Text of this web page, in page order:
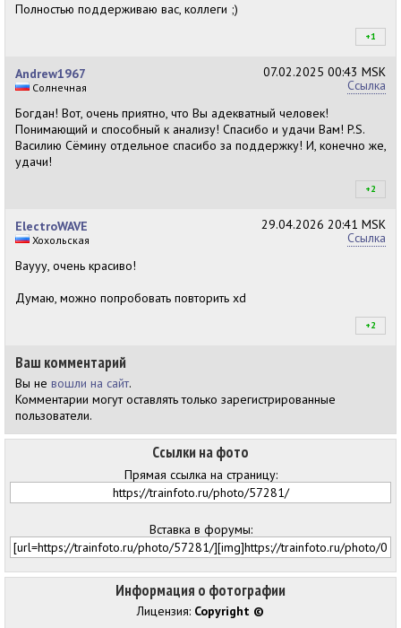
Информация о фотографии
Лицензия: Copyright ©
Ссылки на фото
Прямая ссылка на страницу:
Вставка в форумы:
Полностью поддерживаю вас, коллеги ;)
+1
07.02.2025 00:43 MSK
Ссылка
Andrew1967
Солнечная
Богдан! Вот, очень приятно, что Вы адекватный человек!
Понимающий и способный к анализу! Спасибо и удачи Вам! P.S.
Василию Сёмину отдельное спасибо за поддержку! И, конечно же,
удачи!
+2
29.04.2026 20:41 MSK
Ссылка
ElectroWAVE
Хохольская
Ваууу, очень красиво!
Думаю, можно попробовать повторить xd
+2
Ваш комментарий
Вы не вошли на сайт.
Комментарии могут оставлять только зарегистрированные
пользователи.